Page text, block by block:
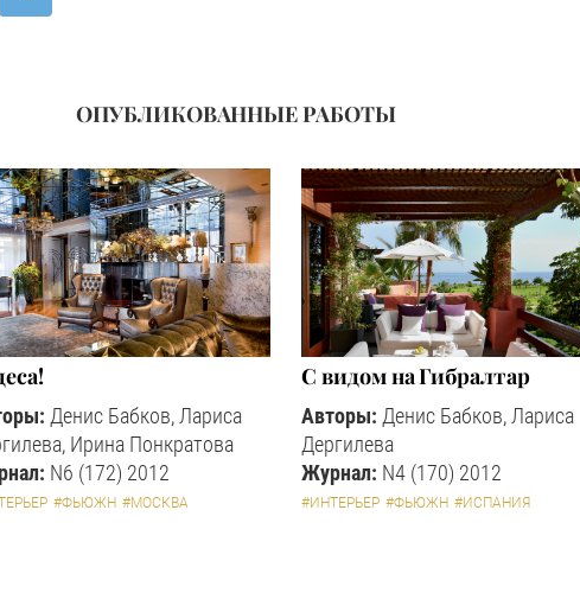
ОПУБЛИКОВАННЫЕ РАБОТЫ
Денис Бабков, Лариса
Ирина Понкратова
N6 (172) 2012
#ФЬЮЖН #МОСКВА
С видом на Гибралтар
Авторы: Денис Бабков, Лариса
Дергилева
Журнал: N4 (170) 2012
#ИНТЕРЬЕР #ФЬЮЖН #ИСПАНИЯ